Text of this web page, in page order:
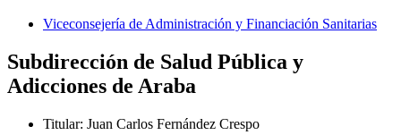
Viceconsejería de Administración y Financiación Sanitarias
Subdirección de Salud Pública y
Adicciones de Araba
Titular: Juan Carlos Fernández Crespo